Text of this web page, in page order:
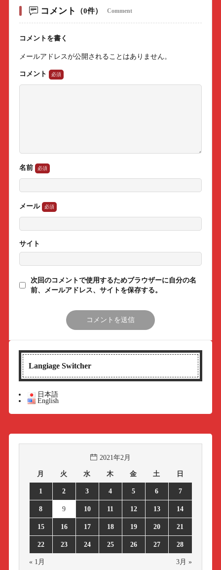
コメント （0件） Comment
コメントを書く
メールアドレスが公開されることはありません。
コメント
名前
メール
サイト
次回のコメントで使用するためブラウザーに自分の名
前、メールアドレス、サイトを保存する。
Langiage Switcher
日本語
English
2021年2月
月 火 水 木 金 土 日
1 2 3 4 5 6 7
8 9 10 11 12 13 14
15 16 17 18 19 20 21
22 23 24 25 26 27 28
« 1月 3月 »